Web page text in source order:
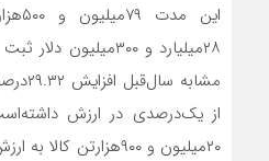
این
۲۸‌میلیارد و
از یک‌درصدی در ارزش